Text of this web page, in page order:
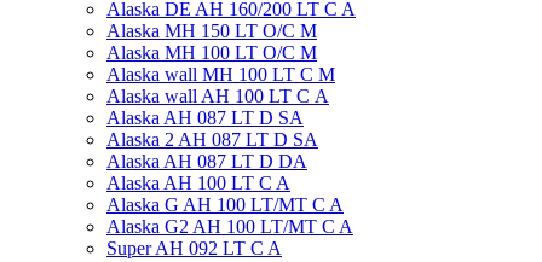
Alaska DE AH 160/200 LT C A
Alaska MH 150 LT O/C M
Alaska MН 100 LT O/C M
Alaska wall MH 100 LT С M
Alaska wall AH 100 LT С A
Alaska AH 087 LT D SA
Alaska 2 AH 087 LT D SA
Alaska AH 087 LT D DA
Alaska AH 100 LT C A
Alaska G AH 100 LT/MT C A
Alaska G2 AH 100 LT/MT C A
Super AH 092 LT C A